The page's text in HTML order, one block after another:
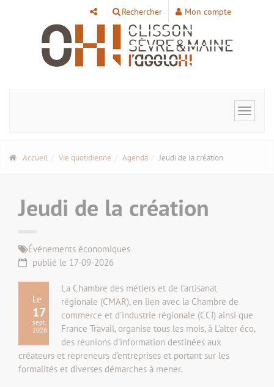
Rechercher Mon compte
Toggle
Accueil Vie quotidienne Agenda Jeudi de la création
Jeudi de la création
Événements économiques
publié le 17-09-2026
Le
17
sept.
2026
La Chambre des métiers et de l'artisanat
régionale (CMAR), en lien avec la Chambre de
commerce et d'industrie régionale (CCI) ainsi que
France Travail, organise tous les mois, à L'alter éco,
des réunions d'information destinées aux
créateurs et repreneurs d'entreprises et portant sur les
formalités et diverses démarches à mener.
Panneau de gestion des cookies